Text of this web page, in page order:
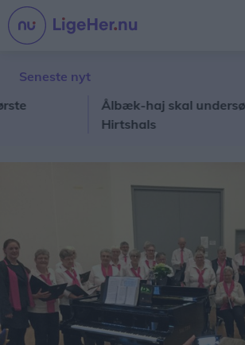
Seneste nyt
Ålbæk-haj skal undersøges i
Hirtshals